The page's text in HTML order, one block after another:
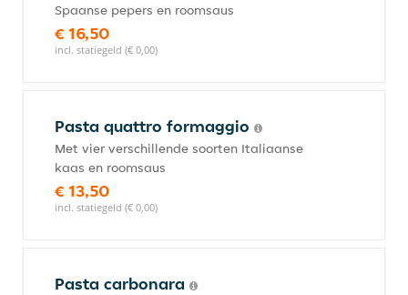
Spaanse pepers en roomsaus
€ 16,50
incl. statiegeld (€ 0,00)
Pasta quattro formaggio
Met vier verschillende soorten Italiaanse
kaas en roomsaus
€ 13,50
incl. statiegeld (€ 0,00)
Pasta carbonara